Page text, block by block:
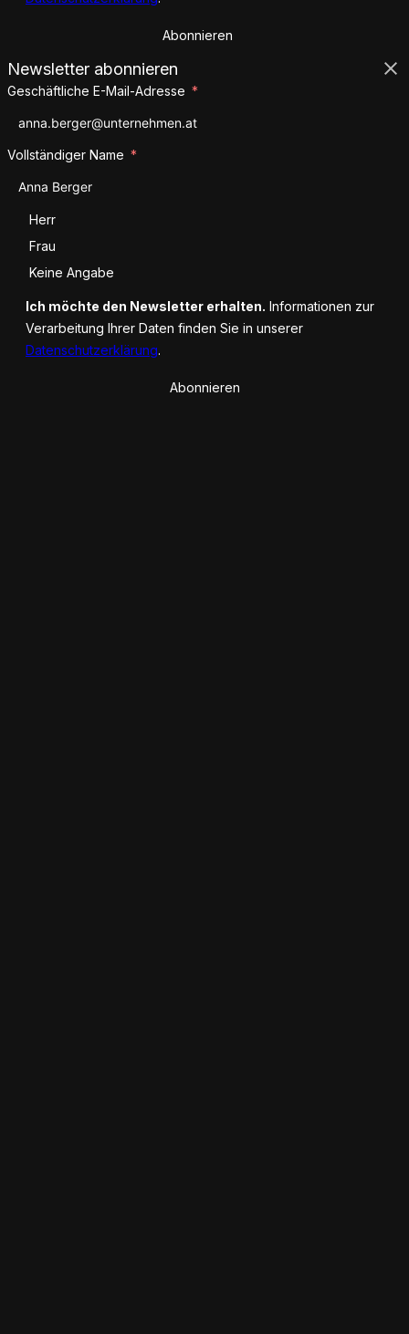
Abonnieren
Newsletter abonnieren
Geschäftliche E-Mail-Adresse
Vollständiger Name
Anrede
Herr
Frau
Keine Angabe
Ich möchte den Newsletter erhalten. Informationen zur
Verarbeitung Ihrer Daten finden Sie in unserer
Datenschutzerklärung.
Abonnieren